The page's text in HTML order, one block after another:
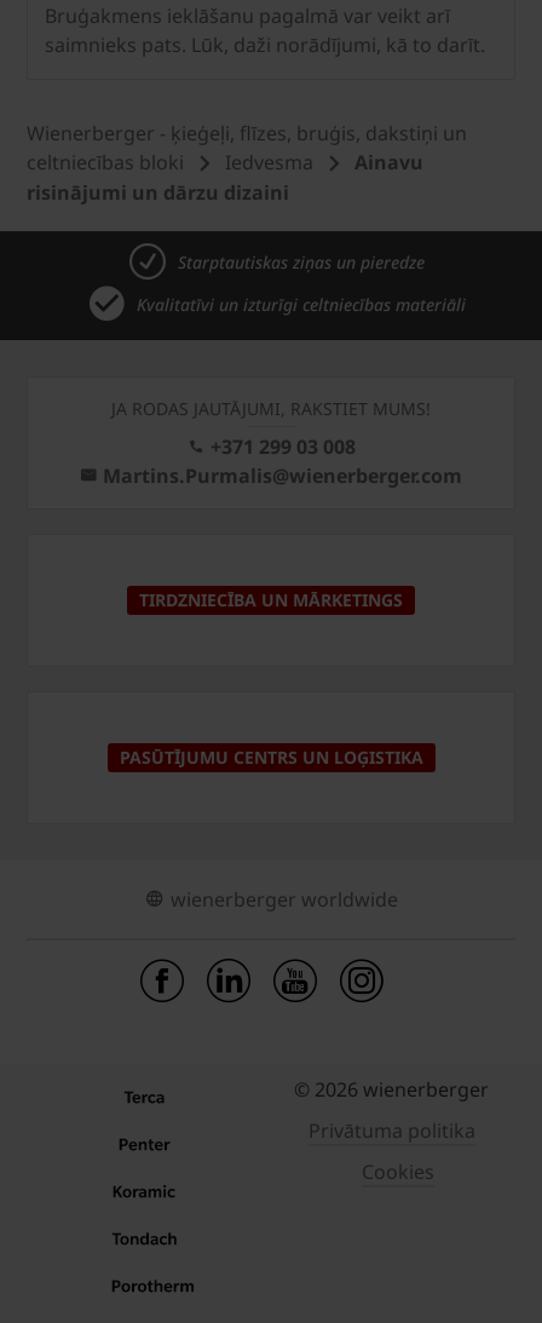
Bruģakmens ieklāšanu pagalmā var veikt arī
saimnieks pats. Lūk, daži norādījumi, kā to darīt.
Wienerberger - ķieģeļi, flīzes, bruģis, dakstiņi un
celtniecības bloki
Iedvesma
Ainavu
risinājumi un dārzu dizaini
Starptautiskas ziņas un pieredze
Kvalitatīvi un izturīgi celtniecības materiāli
JA RODAS JAUTĀJUMI, RAKSTIET MUMS!
+371 299 03 008
Martins.Purmalis@wienerberger.com
TIRDZNIECĪBA UN MĀRKETINGS
PASŪTĪJUMU CENTRS UN LOĢISTIKA
wienerberger worldwide
© 2026 wienerberger
Privātuma politika
Cookies